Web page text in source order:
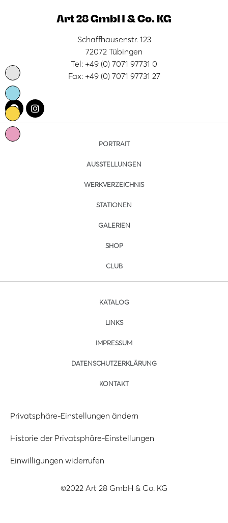
Art 28 GmbH & Co. KG
Schaffhausenstr. 123
72072 Tübingen
Tel: +49 (0) 7071 97731 0
Fax: +49 (0) 7071 97731 27
PORTRAIT
AUSSTELLUNGEN
WERKVERZEICHNIS
STATIONEN
GALERIEN
SHOP
CLUB
KATALOG
LINKS
IMPRESSUM
DATENSCHUTZERKLÄRUNG
KONTAKT
Privatsphäre-Einstellungen ändern
Historie der Privatsphäre-Einstellungen
Einwilligungen widerrufen
©2022 Art 28 GmbH & Co. KG